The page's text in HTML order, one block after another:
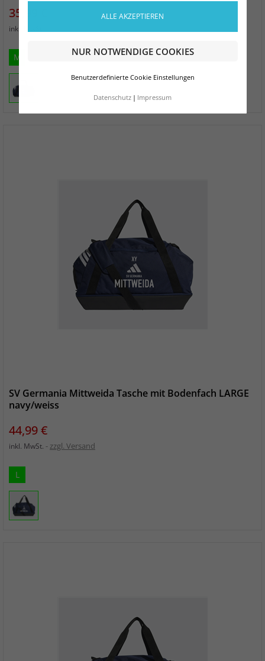
ALLE AKZEPTIEREN
NUR NOTWENDIGE COOKIES
Benutzerdefinierte Cookie Einstellungen
Datenschutz Impressum
Preis
35,99 €
inkl. MwSt.
M
SV Germania Mittweida Tasche mit Bodenfach LARGE
navy/weiss
Preis
44,99 €
inkl. MwSt. zzgl. Versand
L